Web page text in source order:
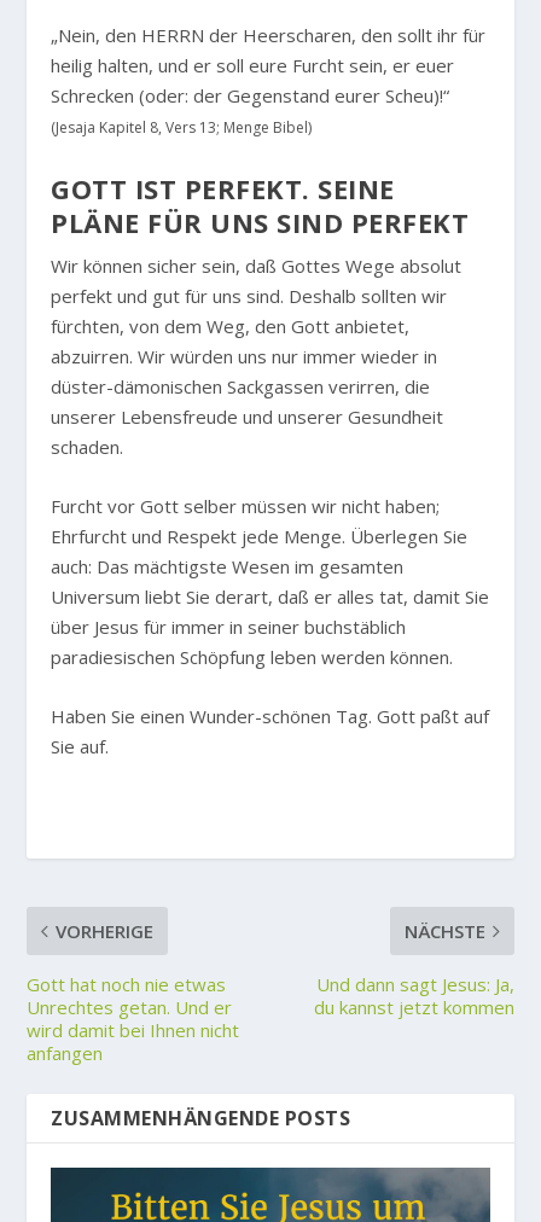
„Nein, den HERRN der Heerscharen, den sollt ihr für
heilig halten, und er soll eure Furcht sein, er euer
Schrecken (oder: der Gegenstand eurer Scheu)!“
(Jesaja Kapitel 8, Vers 13; Menge Bibel)
GOTT IST PERFEKT. SEINE
PLÄNE FÜR UNS SIND PERFEKT
Wir können sicher sein, daß Gottes Wege absolut
perfekt und gut für uns sind. Deshalb sollten wir
fürchten, von dem Weg, den Gott anbietet,
abzuirren. Wir würden uns nur immer wieder in
düster-dämonischen Sackgassen verirren, die
unserer Lebensfreude und unserer Gesundheit
schaden.
Furcht vor Gott selber müssen wir nicht haben;
Ehrfurcht und Respekt jede Menge. Überlegen Sie
auch: Das mächtigste Wesen im gesamten
Universum liebt Sie derart, daß er alles tat, damit Sie
über Jesus für immer in seiner buchstäblich
paradiesischen Schöpfung leben werden können.
Haben Sie einen Wunder-schönen Tag. Gott paßt auf
Sie auf.
VORHERIGE
Gott hat noch nie etwas
Unrechtes getan. Und er
wird damit bei Ihnen nicht
anfangen
NÄCHSTE
Und dann sagt Jesus: Ja,
du kannst jetzt kommen
ZUSAMMENHÄNGENDE POSTS